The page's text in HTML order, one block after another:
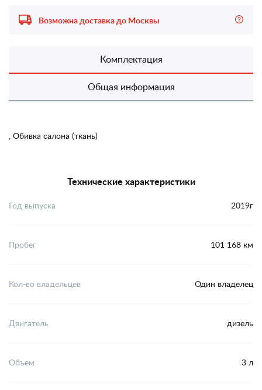
Возможна доставка до Москвы
Комплектация
Общая информация
, Обивка салона (ткань)
Технические характеристики
Год выпуска 2019г
Пробег 101 168 км
Кол-во владельцев Один владелец
Двигатель дизель
Объем 3 л